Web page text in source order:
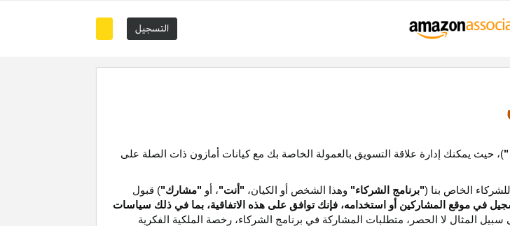
التسجيل
")، حيث يمكنك إدارة علاقة التسويق بالعمولة الخاصة بك مع كيانات أمازون ذات الصلة على
الخاص بنا ("برنامج الشركاء" وهذا الشخص أو الكيان، "أنت"، أو "مشارك") قبول
في موقع المشاركين أو استخدامه، فإنك توافق على هذه الاتفاقية، بما في ذلك سياسات
سبيل المثال لا الحصر، متطلبات المشاركة في برنامج الشركاء، رخصة الملكية الفكرية